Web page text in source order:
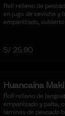
Roll relleno de
en jugo de ceviche y
empanizado,
S/ 25.90
Huancaína Maki
Roll relleno de
empanizado y palta,
láminas de pescado